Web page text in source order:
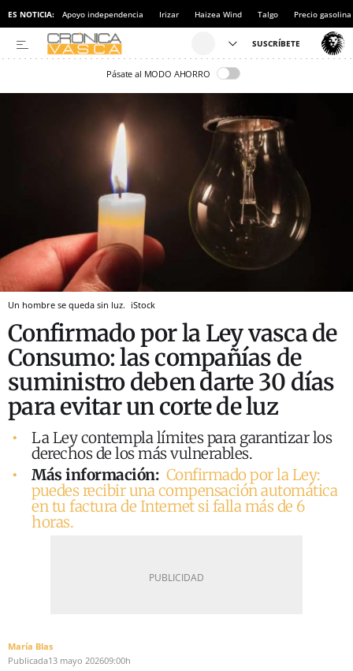
ES NOTICIA: Apoyo independencia Irizar Haizea Wind Talgo Precio gasolina
Pásate al MODO AHORRO
Un hombre se queda sin luz. iStock
Confirmado por la Ley vasca de
Consumo: las compañías de
suministro deben darte 30 días
para evitar un corte de luz
La Ley contempla límites para garantizar los
derechos de los más vulnerables.
Más información: Confirmado por la Ley:
puedes recibir una compensación automática
en tu factura de Internet si falla más de 6
horas.
María Blas
Publicada13 mayo 202609:00h